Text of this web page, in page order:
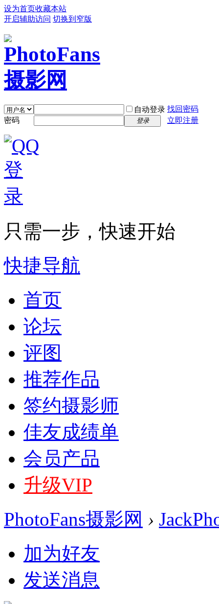
设为首页收藏本站
开启辅助访问 切换到窄版
自动登录 找回密码
密码
登录 立即注册
只需一步，快速开始
快捷导航
首页
论坛
评图
推荐作品
签约摄影师
佳友成绩单
会员产品
升级VIP
PhotoFans摄影网 ›
加为好友
发送消息